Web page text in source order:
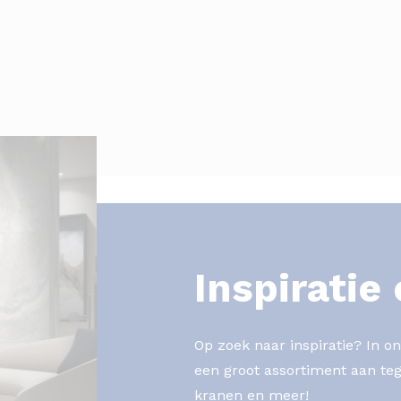
Inspiratie
Op zoek naar inspiratie? In
een groot assortiment aan
kranen en meer!